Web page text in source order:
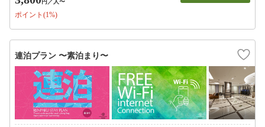
円 ／人〜
ポイント(1%)
連泊プラン 〜素泊まり〜